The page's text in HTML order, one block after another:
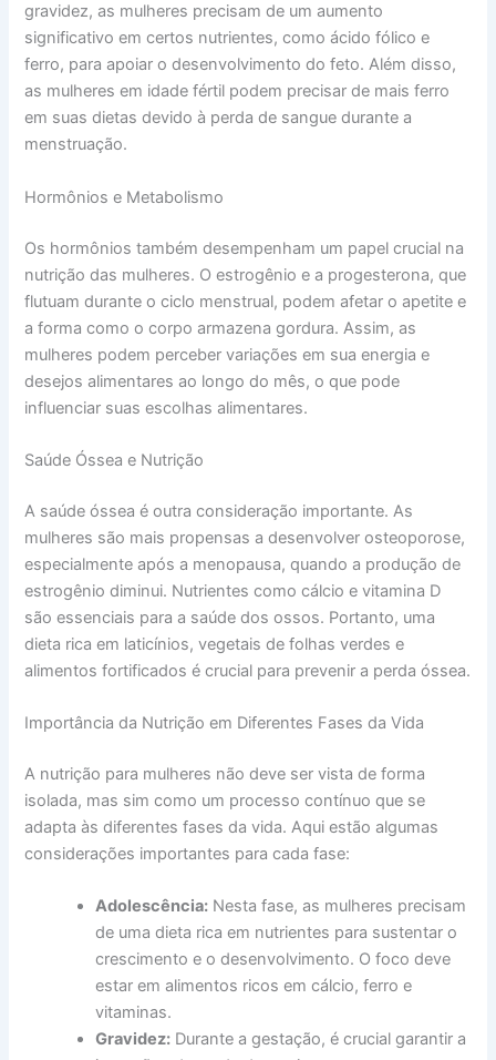
gravidez, as mulheres precisam de um aumento
significativo em certos nutrientes, como ácido fólico e
ferro, para apoiar o desenvolvimento do feto. Além disso,
as mulheres em idade fértil podem precisar de mais ferro
em suas dietas devido à perda de sangue durante a
menstruação.
Hormônios e Metabolismo
Os hormônios também desempenham um papel crucial na
nutrição das mulheres. O estrogênio e a progesterona, que
flutuam durante o ciclo menstrual, podem afetar o apetite e
a forma como o corpo armazena gordura. Assim, as
mulheres podem perceber variações em sua energia e
desejos alimentares ao longo do mês, o que pode
influenciar suas escolhas alimentares.
Saúde Óssea e Nutrição
A saúde óssea é outra consideração importante. As
mulheres são mais propensas a desenvolver osteoporose,
especialmente após a menopausa, quando a produção de
estrogênio diminui. Nutrientes como cálcio e vitamina D
são essenciais para a saúde dos ossos. Portanto, uma
dieta rica em laticínios, vegetais de folhas verdes e
alimentos fortificados é crucial para prevenir a perda óssea.
Importância da Nutrição em Diferentes Fases da Vida
A nutrição para mulheres não deve ser vista de forma
isolada, mas sim como um processo contínuo que se
adapta às diferentes fases da vida. Aqui estão algumas
considerações importantes para cada fase:
Adolescência: Nesta fase, as mulheres precisam
de uma dieta rica em nutrientes para sustentar o
crescimento e o desenvolvimento. O foco deve
estar em alimentos ricos em cálcio, ferro e
vitaminas.
Gravidez: Durante a gestação, é crucial garantir a